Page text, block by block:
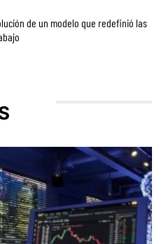
de un modelo que redefinió las